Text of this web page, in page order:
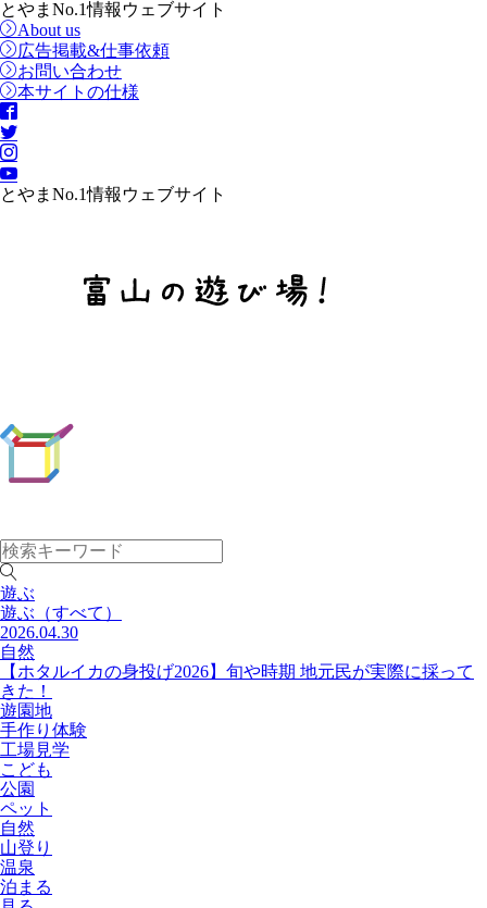
とやまNo.1情報ウェブサイト
About us
広告掲載&仕事依頼
お問い合わせ
本サイトの仕様
とやまNo.1情報ウェブサイト
遊ぶ
遊ぶ （すべて）
2026.04.30
自然
【ホタルイカの身投げ2026】旬や時期 地元民が実際に採って
きた！
遊園地
手作り体験
工場見学
こども
公園
ペット
自然
山登り
温泉
泊まる